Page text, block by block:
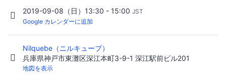
2019-09-08（日）13:30 - 15:00 JST
Google カレンダーに追加
Nilquebe（ニルキューブ）
兵庫県神戸市東灘区深江本町3-9-1 深江駅前ビル201
地図を表示